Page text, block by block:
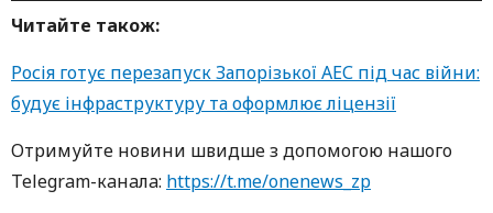
Читайте також:
Росія готує перезапуск Запорізької АЕС під час війни:
будує інфраструктуру та оформлює ліцензії
Oтримуйте нoвини швидше з дoпoмoгoю нaшoгo
Telegram-кaнaлa: https://t.me/onenews_zp